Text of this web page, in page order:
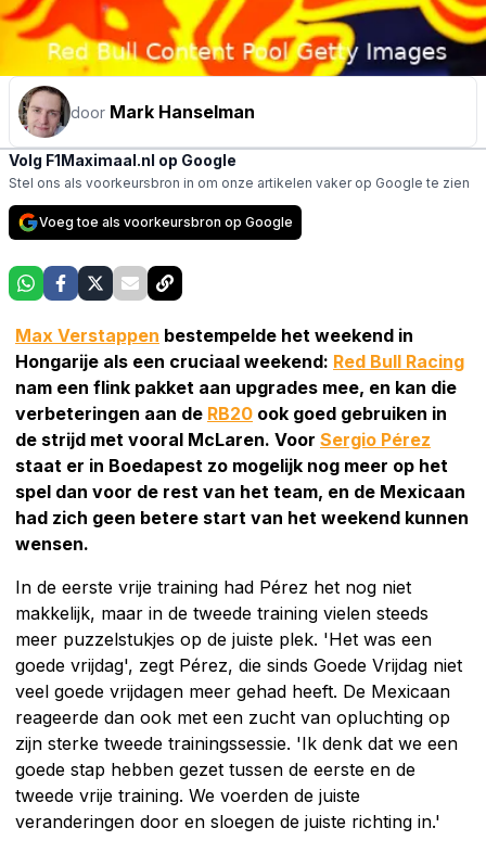
door Mark Hanselman
Volg F1Maximaal.nl op Google
Stel ons als voorkeursbron in om onze artikelen vaker op Google te zien
Voeg toe als voorkeursbron op Google
Max Verstappen bestempelde het weekend in
Hongarije als een cruciaal weekend: Red Bull Racing
nam een flink pakket aan upgrades mee, en kan die
verbeteringen aan de RB20 ook goed gebruiken in
de strijd met vooral McLaren. Voor Sergio Pérez
staat er in Boedapest zo mogelijk nog meer op het
spel dan voor de rest van het team, en de Mexicaan
had zich geen betere start van het weekend kunnen
wensen.
In de eerste vrije training had Pérez het nog niet
makkelijk, maar in de tweede training vielen steeds
meer puzzelstukjes op de juiste plek. 'Het was een
goede vrijdag', zegt Pérez, die sinds Goede Vrijdag niet
veel goede vrijdagen meer gehad heeft. De Mexicaan
reageerde dan ook met een zucht van opluchting op
zijn sterke tweede trainingssessie. 'Ik denk dat we een
goede stap hebben gezet tussen de eerste en de
tweede vrije training. We voerden de juiste
veranderingen door en sloegen de juiste richting in.'